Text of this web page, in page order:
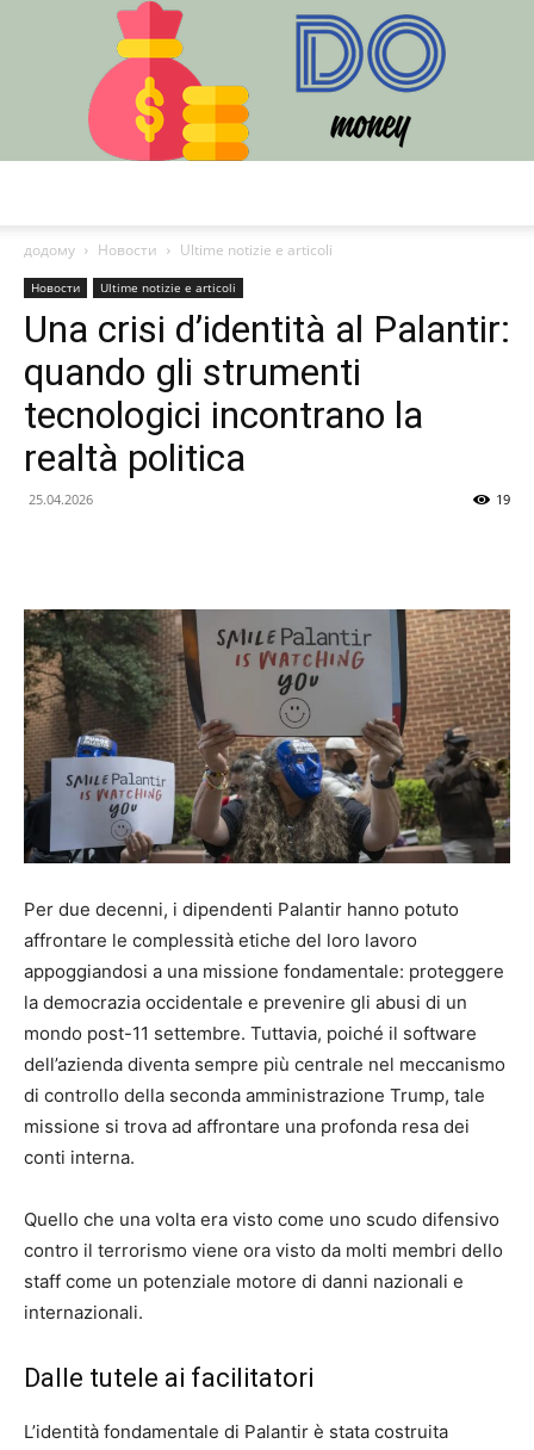
додому
Новости Ultime notizie e articoli
Новости Ultime notizie e articoli
Una crisi d’identità al Palantir:
quando gli strumenti
tecnologici incontrano la
realtà politica
25.04.2026 19
Per due decenni, i dipendenti Palantir hanno potuto
affrontare le complessità etiche del loro lavoro
appoggiandosi a una missione fondamentale: proteggere
la democrazia occidentale e prevenire gli abusi di un
mondo post-11 settembre. Tuttavia, poiché il software
dell’azienda diventa sempre più centrale nel meccanismo
di controllo della seconda amministrazione Trump, tale
missione si trova ad affrontare una profonda resa dei
conti interna.
Quello che una volta era visto come uno scudo difensivo
contro il terrorismo viene ora visto da molti membri dello
staff come un potenziale motore di danni nazionali e
internazionali.
Dalle tutele ai facilitatori
L’identità fondamentale di Palantir è stata costruita